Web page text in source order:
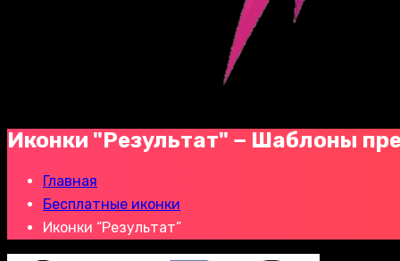
Иконки "Результат" − Шаблоны
Главная
Бесплатные иконки
Иконки “Результат”